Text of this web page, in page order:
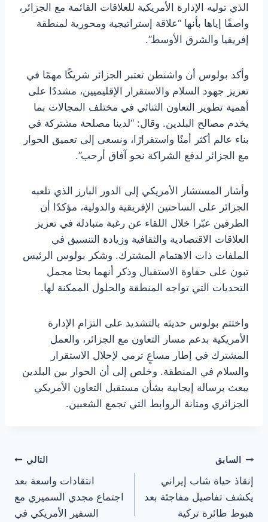
الذي توليه الإدارة الأمريكية للعلاقات القائمة مع الجزائر،
واصفًا إياها بأنها “علاقة إستراتيجية ومحورية لمنطقة
إفريقيا والشرق الأوسط”.
وأكد بولوس أن واشنطن تعتبر الجزائر شريكًا مهمًا في
تعزيز جهود السلام والاستقرار الإقليميين، مشددًا على
أهمية تطوير التعاون الثنائي في مختلف المجالات بما
يخدم مصالح البلدين. وقال: “لدينا مصلحة مشتركة في
بناء عالم أكثر أمنًا واستقرارًا، ونسعى إلى تعميق الحوار
مع الجزائر لدفع الشراكة نحو آفاق أرحب”.
وأشار المستشار الأمريكي إلى الدور البارز الذي تلعبه
الجزائر على الساحتين الإفريقية والدولية، مؤكدًا أن
الطرفين عبّرا خلال اللقاء عن رغبة متبادلة في تعزيز
العلاقات الاقتصادية والثقافية وزيادة التنسيق في
الملفات ذات الاهتمام المشترك. وشكر بولوس الرئيس
تبون على حفاوة الاستقبال وذكر أنهما بحثا مجمل
التحديات التي تواجه المنطقة والحلول الممكنة لها.
واختتم بولوس حديثه بالتشديد على التزام الإدارة
الأمريكية بدعم مسار التعاون مع الجزائر، والعمل
المشترك في إطار مساعٍ ترمي لإحلال الاستقرار
والسلام في المنطقة. وخلص إلى أن الحوار بين البلدين
يبعث برسالة إيجابية بشأن مستقبل التعاون الأمريكي
الجزائري ومتانة الروابط التي تجمع الشعبين.
تصفّح
المقالات
السابق
إنقاذ حياة شاب إيراني
يكشف تفاصيل مفاجئة بعد
هبوط طائرة تركية
التالي
انتقادات واسعة بعد
اجتماع مجدي السميري مع
السفير الأمريكي في